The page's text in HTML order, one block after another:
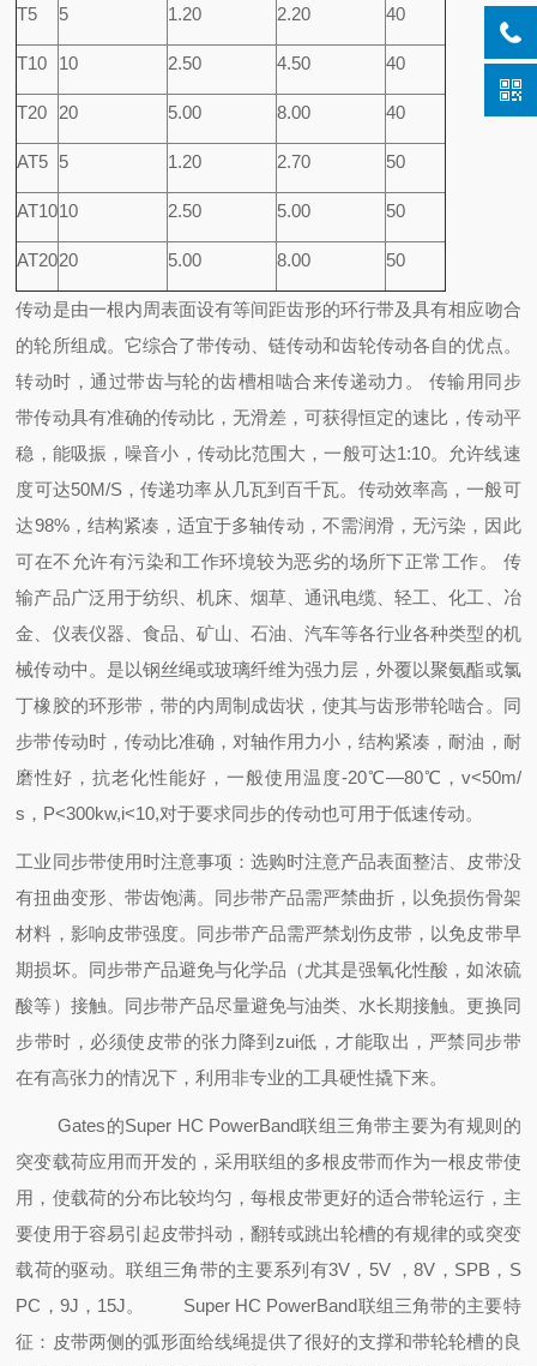
T5 5 1.20 2.20 40
T10 10 2.50 4.50 40
T20 20 5.00 8.00 40
AT5 5 1.20 2.70 50
AT1010 2.50 5.00 50
AT2020 5.00 8.00 50
传动是由一根内周表面设有等间距齿形的环行带及具有相应吻合
的轮所组成。它综合了带传动、链传动和齿轮传动各自的优点。
转动时，通过带齿与轮的齿槽相啮合来传递动力。 传输用同步
带传动具有准确的传动比，无滑差，可获得恒定的速比，传动平
稳，能吸振，噪音小，传动比范围大，一般可达1:10。允许线速
度可达50M/S，传递功率从几瓦到百千瓦。传动效率高，一般可
达98%，结构紧凑，适宜于多轴传动，不需润滑，无污染，因此
可在不允许有污染和工作环境较为恶劣的场所下正常工作。 传
输产品广泛用于纺织、机床、烟草、通讯电缆、轻工、化工、冶
金、仪表仪器、食品、矿山、石油、汽车等各行业各种类型的机
械传动中。是以钢丝绳或玻璃纤维为强力层，外覆以聚氨酯或氯
丁橡胶的环形带，带的内周制成齿状，使其与齿形带轮啮合。同
步带传动时，传动比准确，对轴作用力小，结构紧凑，耐油，耐
磨性好，抗老化性能好，一般使用温度-20℃―80℃，v<50m/
s，P<300kw,i<10,对于要求同步的传动也可用于低速传动。
工业同步带使用时注意事项： 选购时注意产品表面整洁、皮带没
有扭曲变形、带齿饱满。 同步带产品需严禁曲折，以免损伤骨架
材料，影响皮带强度。 同步带产品需严禁划伤皮带，以免皮带早
期损坏。 同步带产品避免与化学品（尤其是强氧化性酸，如浓硫
酸等）接触。 同步带产品尽量避免与油类、水长期接触。 更换同
步带时，必须使皮带的张力降到zui低，才能取出，严禁同步带
在有高张力的情况下，利用非专业的工具硬性撬下来。
Gates的Super HC PowerBand联组三角带主要为有规则的
突变载荷应用而开发的，采用联组的多根皮带而作为一根皮带使
用，使载荷的分布比较均匀，每根皮带更好的适合带轮运行，主
要使用于容易引起皮带抖动，翻转或跳出轮槽的有规律的或突变
载荷的驱动。联组三角带的主要系列有3V，5V ，8V，SPB，S
PC，9J，15J。
Super HC PowerBand联组三角带的主要特
征：皮带两侧的弧形面给线绳提供了很好的支撑和带轮轮槽的良